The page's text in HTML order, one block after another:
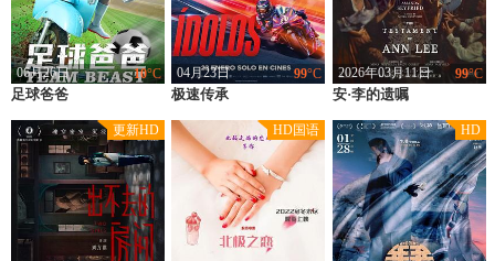
10°C
足球爸爸
06月26日
类型：喜剧,儿童,运动,剧情
上映：2021
地区：中国大陆
导演：米禾禾
主演：孟鹏,刘国山,平阳宗汉,罗大涛,董帅,马雨涵,王珊,王梓杰,宿瑞明,骆小娟,乖乖
99°C
极速传承
04月23日
类型：英国,西班牙,意大利,剧情
上映：2026
地区：
英国,西班牙,意大利
导演：马特·怀克洛斯
主演：恩里克·阿尔切,克劳迪奥·桑塔玛利亚,Adrian·Grösser,奥斯卡·卡萨斯,萨尔·南尼,马里奥·埃米托,Jorge·Rueda,安娜·梅纳,Matteo·Paolillo,Desirèe·Pöpper,Nadal·Bin,José·Milán,Miguel·Seguí,Ravina·Raventós,Edith·Martínez·Val
99°C
安·李的遗嘱
2026年03月11日
类型：英国,剧情
上映：2025
地区：英国
导演：莫娜·法斯特欧德
主演：刘易斯·普尔曼,托马辛·麦肯齐,阿曼达·塞弗里德,斯塔西·马汀,克里斯托弗·阿波特,蒂姆·布雷克·尼尔森,斯科特·亚历山大·杨,马修·比尔德,斯科特·汉迪,维奥拉·佩雷特约翰,杰米·博吉奥,米丽-萝丝·克若斯莉,大卫·卡勒
更新HD HD国语 HD